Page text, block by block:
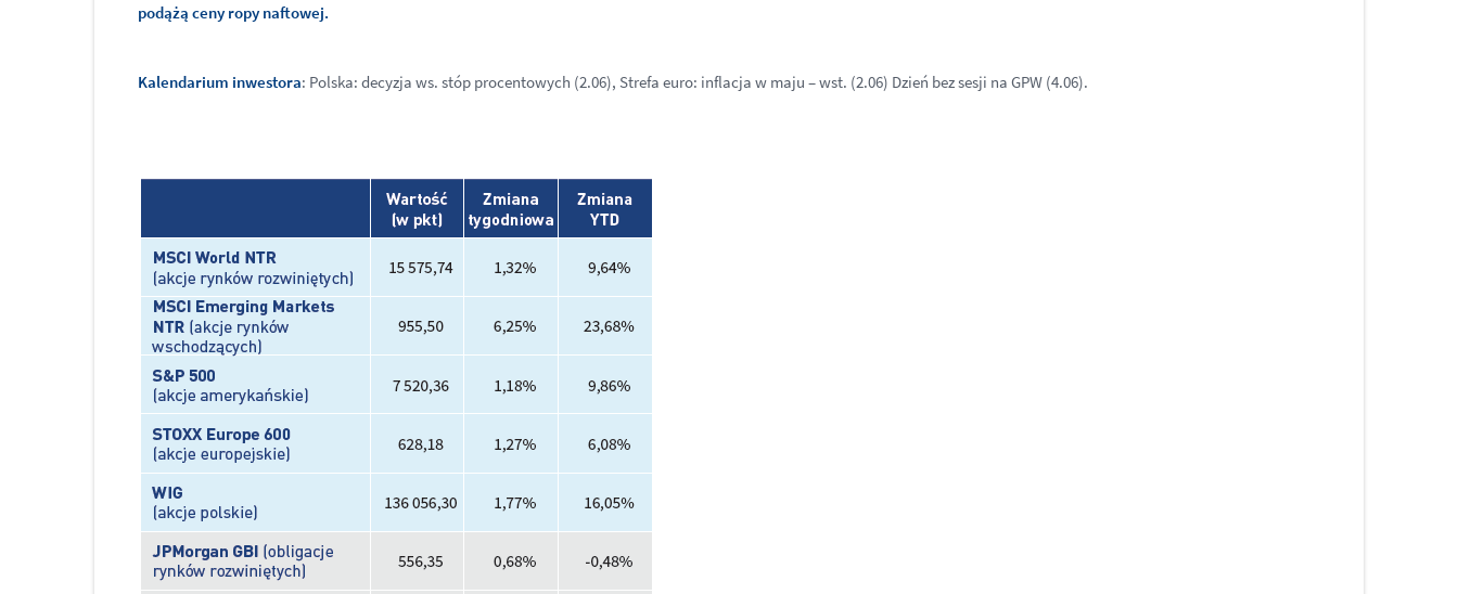
podążą ceny ropy naftowej.
Kalendarium inwestora: Polska: decyzja ws. stóp procentowych (2.06), Strefa euro: inflacja w maju – wst. (2.06) Dzień bez sesji na GPW (4.06).